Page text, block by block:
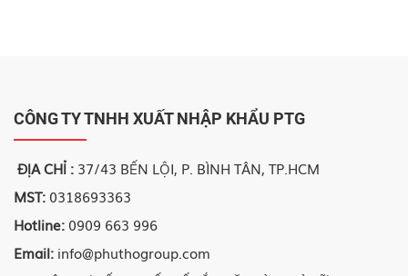
CÔNG TY TNHH XUẤT NHẬP KHẨU PTG
ĐỊA CHỈ : 37/43 BẾN LỘI, P. BÌNH TÂN, TP.HCM
MST: 0318693363
Hotline: 0909 663 996
Email: info@phuthogroup.com